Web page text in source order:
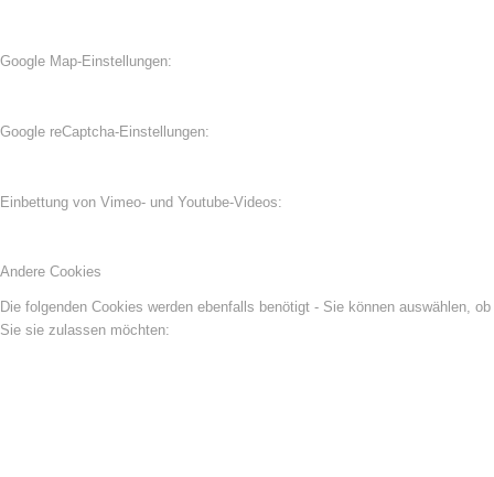
Google Map-Einstellungen:
Google reCaptcha-Einstellungen:
Einbettung von Vimeo- und Youtube-Videos:
Andere Cookies
Die folgenden Cookies werden ebenfalls benötigt - Sie können auswählen, ob
Sie sie zulassen möchten: